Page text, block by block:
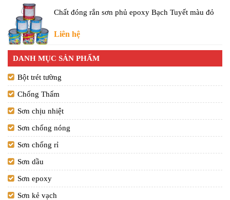
Chất đóng rắn sơn phủ epoxy Bạch Tuyết màu đỏ
Liên hệ
DANH MỤC SẢN PHẨM
Bột trét tường
Chống Thấm
Sơn chịu nhiệt
Sơn chống nóng
Sơn chống rỉ
Sơn dầu
Sơn epoxy
Sơn kẻ vạch